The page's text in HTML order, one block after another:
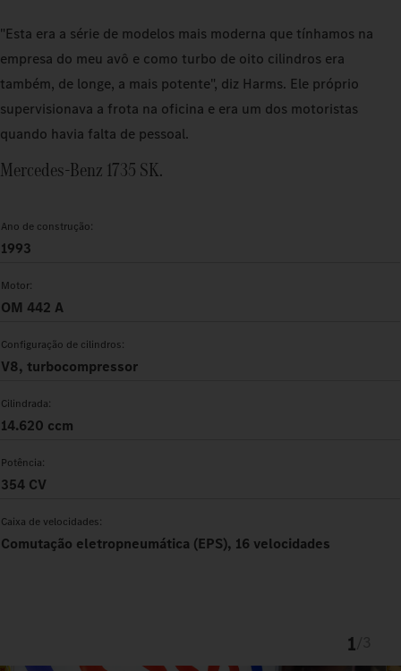
"Esta era a série de modelos mais moderna que tínhamos na
empresa do meu avô e como turbo de oito cilindros era
também, de longe, a mais potente", diz Harms. Ele próprio
supervisionava a frota na oficina e era um dos motoristas
quando havia falta de pessoal.
Mercedes-Benz 1735 SK.
Ano de construção:
1993
Motor:
OM 442 A
Configuração de cilindros:
V8, turbocompressor
Cilindrada:
14.620 ccm
Potência:
354 CV
Caixa de velocidades:
Comutação eletropneumática (EPS), 16 velocidades
1